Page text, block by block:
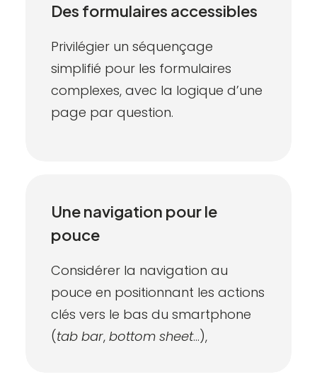
Des formulaires accessibles
Privilégier un séquençage
simplifié pour les formulaires
complexes, avec la logique d’une
page par question.
Une navigation pour le
pouce
Considérer la navigation au
pouce en positionnant les actions
clés vers le bas du smartphone
(tab bar, bottom sheet…),